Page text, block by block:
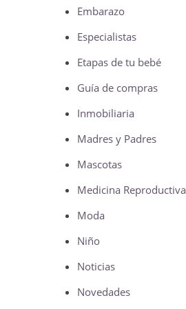
Embarazo
Especialistas
Etapas de tu bebé
Guía de compras
Inmobiliaria
Madres y Padres
Mascotas
Medicina Reproductiva
Moda
Niño
Noticias
Novedades